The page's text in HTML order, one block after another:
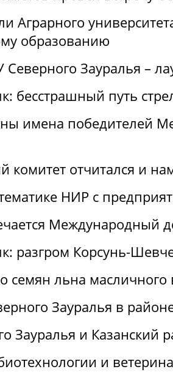
Аграрного
образованию
Северного Зауралья –
бесстрашный путь
имена победителей
комитет отчитался и
НИР с
Международный
разгром Корсунь-
семян льна
Зауралья в
Зауралья и Казанский
и